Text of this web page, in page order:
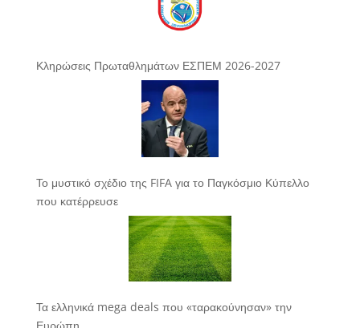
Κληρώσεις Πρωταθλημάτων ΕΣΠΕΜ 2026-2027
Το μυστικό σχέδιο της FIFA για το Παγκόσμιο Κύπελλο
που κατέρρευσε
Τα ελληνικά mega deals που «ταρακούνησαν» την